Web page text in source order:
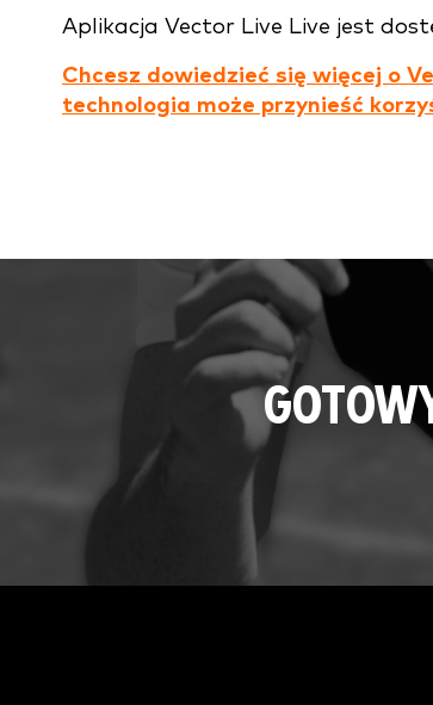
Aplikacja Vector Live Live jest
Chcesz dowiedzieć się więcej o
technologia może przynieść